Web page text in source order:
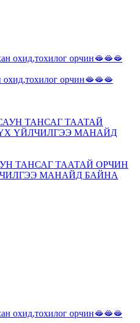
охид,тохилог орчин🫦🫦🫦
ТАНСАГ ТААТАЙ ОРЧИН
МАНАЙД БАЙНА